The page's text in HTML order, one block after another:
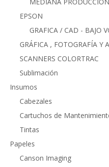
EPSON
GRAFICA / CAD - BAJO
GRÁFICA , FOTOGRAFÍA Y
SCANNERS COLORTRAC
Sublimación
Insumos
Cabezales
Cartuchos de
Tintas
Papeles
Canson Imaging